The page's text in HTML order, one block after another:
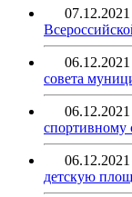
07.12.2021
06.12.2021
совета
06.12.2021
спортивному
06.12.2021
детскую